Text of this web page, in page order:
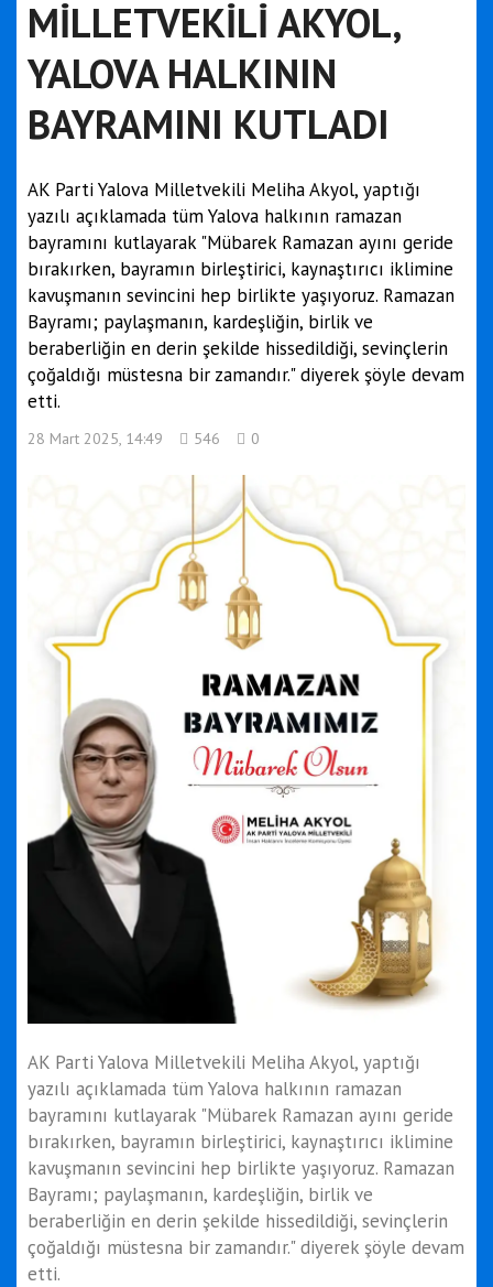
MİLLETVEKİLİ AKYOL,
YALOVA HALKININ
BAYRAMINI KUTLADI
AK Parti Yalova Milletvekili Meliha Akyol, yaptığı
yazılı açıklamada tüm Yalova halkının ramazan
bayramını kutlayarak "Mübarek Ramazan ayını geride
bırakırken, bayramın birleştirici, kaynaştırıcı iklimine
kavuşmanın sevincini hep birlikte yaşıyoruz. Ramazan
Bayramı; paylaşmanın, kardeşliğin, birlik ve
beraberliğin en derin şekilde hissedildiği, sevinçlerin
çoğaldığı müstesna bir zamandır." diyerek şöyle devam
etti.
28 Mart 2025, 14:49 546 0
AK Parti Yalova Milletvekili Meliha Akyol, yaptığı
yazılı açıklamada tüm Yalova halkının ramazan
bayramını kutlayarak "Mübarek Ramazan ayını geride
bırakırken, bayramın birleştirici, kaynaştırıcı iklimine
kavuşmanın sevincini hep birlikte yaşıyoruz. Ramazan
Bayramı; paylaşmanın, kardeşliğin, birlik ve
beraberliğin en derin şekilde hissedildiği, sevinçlerin
çoğaldığı müstesna bir zamandır." diyerek şöyle devam
etti.